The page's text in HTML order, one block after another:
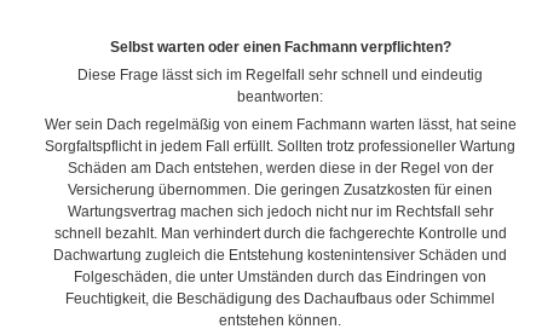
Selbst warten oder einen Fachmann verpflichten?
Diese Frage lässt sich im Regelfall sehr schnell und eindeutig
beantworten:
Wer sein Dach regelmäßig von einem Fachmann warten lässt, hat seine
Sorgfaltspflicht in jedem Fall erfüllt. Sollten trotz professioneller Wartung
Schäden am Dach entstehen, werden diese in der Regel von der
Versicherung übernommen. Die geringen Zusatzkosten für einen
Wartungsvertrag machen sich jedoch nicht nur im Rechtsfall sehr
schnell bezahlt. Man verhindert durch die fachgerechte Kontrolle und
Dachwartung zugleich die Entstehung kostenintensiver Schäden und
Folgeschäden, die unter Umständen durch das Eindringen von
Feuchtigkeit, die Beschädigung des Dachaufbaus oder Schimmel
entstehen können.